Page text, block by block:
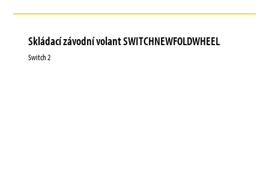
Skládací závodní volant SWITCHNEWFOLDWHEEL
Switch 2